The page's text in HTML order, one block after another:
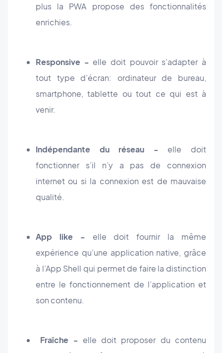
plus la PWA propose des fonctionnalités
enrichies.
Responsive - elle doit pouvoir s'adapter à
tout type d’écran: ordinateur de bureau,
smartphone, tablette ou tout ce qui est à
venir.
Indépendante du réseau - elle doit
fonctionner s’il n’y a pas de connexion
internet ou si la connexion est de mauvaise
qualité.
App like - elle doit fournir la même
expérience qu’une application native, grâce
à l’App Shell qui permet de faire la distinction
entre le fonctionnement de l’application et
son contenu.
Fraîche - elle doit proposer du contenu